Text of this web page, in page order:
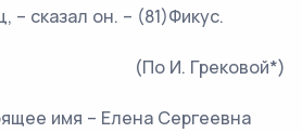
он. – (81)Фикус.
(По И. Грековой*)
имя – Елена Сергеевна